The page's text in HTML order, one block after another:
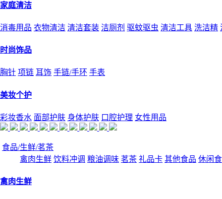
家庭清洁
消毒用品 衣物清洁 清洁套装 洁厕剂 驱蚊驱虫 清洁工具 洗洁精
时尚饰品
胸针 项链 耳饰 手链/手环 手表
美妆个护
彩妆香水 面部护肤 身体护肤 口腔护理 女性用品
食品/生鲜/茗茶
禽肉生鲜 饮料冲调 粮油调味 茗茶 礼品卡 其他食品 休闲
禽肉生鲜